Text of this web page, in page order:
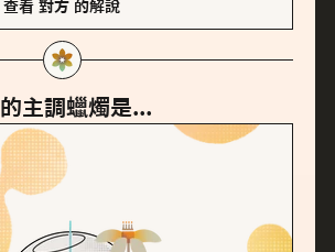
查看 對方 的解說
的主調蠟燭是...